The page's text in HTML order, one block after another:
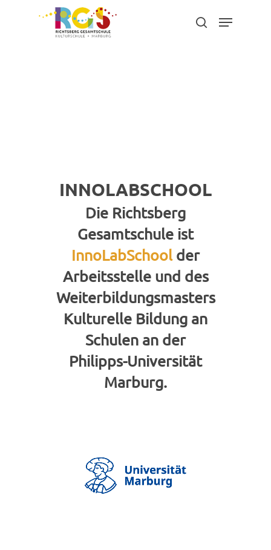
search
Menu
INNOLABSCHOOL
Die Richtsberg
Gesamtschule ist
InnoLabSchool der
Arbeitsstelle und des
Weiterbildungsmasters
Kulturelle Bildung an
Schulen an der
Philipps-Universität
Marburg.